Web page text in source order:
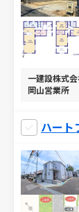
一建設株式
岡山営業所
ハート